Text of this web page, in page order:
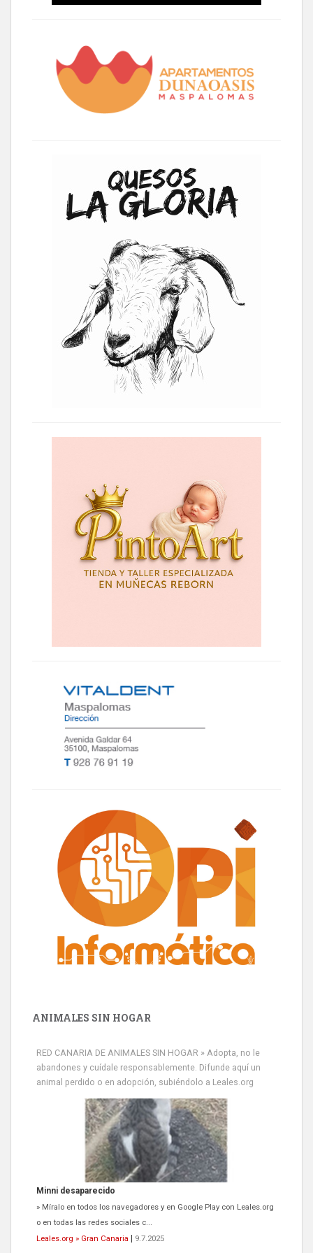
ANIMALES SIN HOGAR
RED CANARIA DE ANIMALES SIN HOGAR » Adopta, no le
abandones y cuídale responsablemente. Difunde aquí un
animal perdido o en adopción, subiéndolo a Leales.org
Minni desaparecido
» Míralo en todos los navegadores y en Google Play con Leales.org
o en todas las redes sociales c...
Leales.org » Gran Canaria
9.7.2025